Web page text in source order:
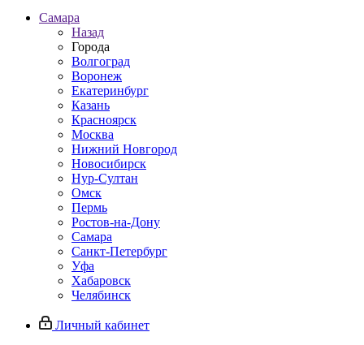
Самара
Назад
Города
Волгоград
Воронеж
Екатеринбург
Казань
Красноярск
Москва
Нижний Новгород
Новосибирск
Нур-Султан
Омск
Пермь
Ростов-на-Дону
Самара
Санкт-Петербург
Уфа
Хабаровск
Челябинск
Личный кабинет